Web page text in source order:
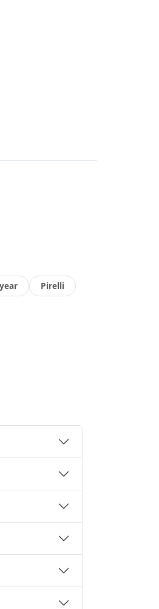
Pirelli